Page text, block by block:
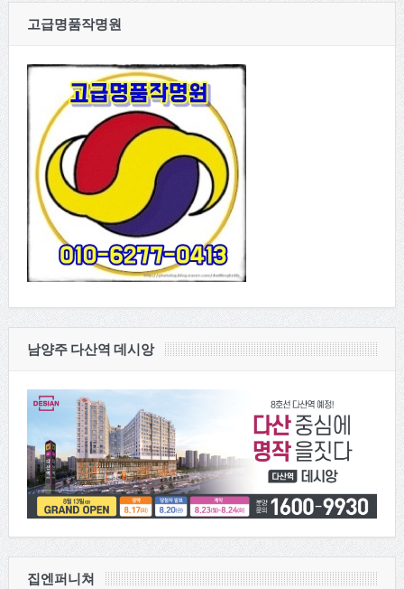
고급명품작명원
남양주 다산역 데시앙
집엔퍼니쳐